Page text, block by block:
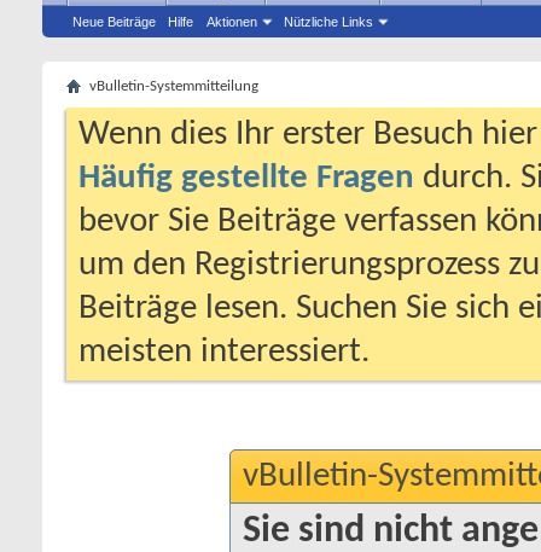
Neue Beiträge Hilfe Aktionen Nützliche Links
vBulletin-Systemmitteilung
Wenn dies Ihr erster Besuch
Häufig gestellte Fragen durch.
bevor Sie Beiträge verfassen
um den Registrierungsprozess
Beiträge lesen. Suchen Sie sich
meisten interessiert.
vBulletin-
Sie sind nicht